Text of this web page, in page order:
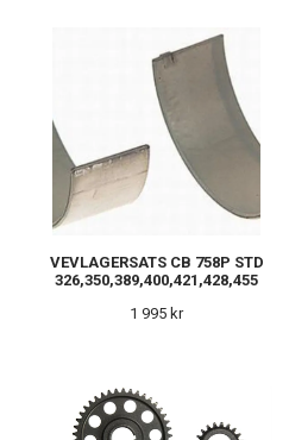
VEVLAGERSATS CB 758P STD
326,350,389,400,421,428,455
1 995 kr